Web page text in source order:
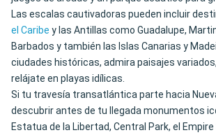
Las escalas cautivadoras pueden incluir
el Caribe y las Antillas como Guadalupe,
Barbados y también las Islas Canarias y
ciudades históricas, admira paisajes
relájate en playas idílicas.
Si tu travesía transatlántica parte hacia
descubrir antes de tu llegada monumentos
Estatua de la Libertad, Central Park, el Empire